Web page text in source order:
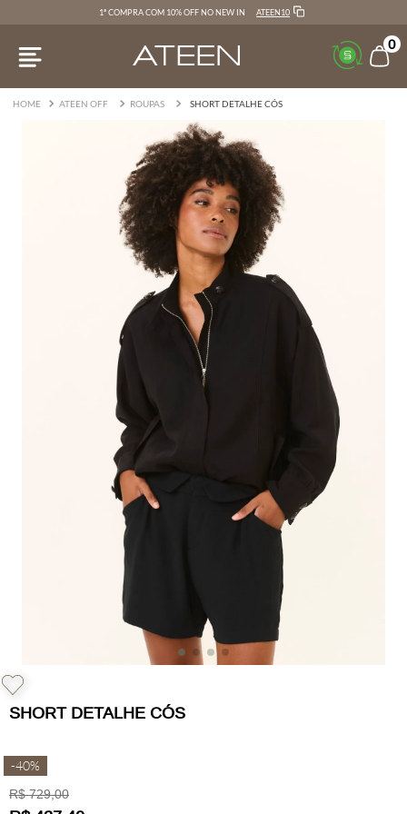
1ª COMPRA COM 10% OFF NO NEW IN ATEEN10
0
ATEEN OFF ROUPAS SHORT DETALHE CÓS
SHORT DETALHE CÓS
-40%
R$ 729,00